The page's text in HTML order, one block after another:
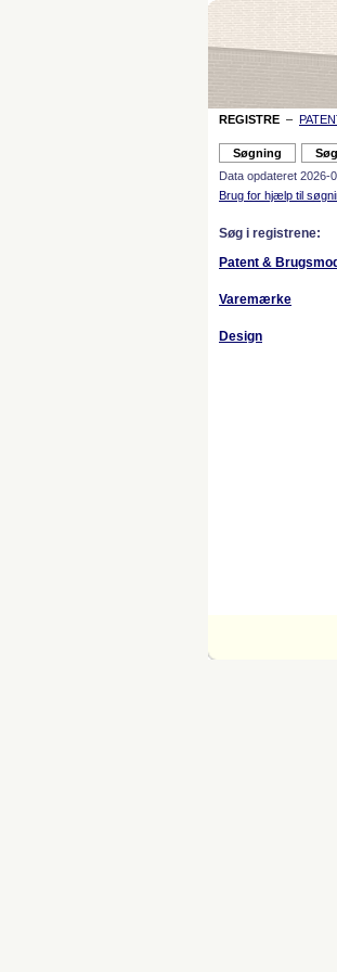
REGISTRE –
Data opdateret 2026-
Brug for hjælp til
Søg i registrene:
Patent &
Varemærke
Design